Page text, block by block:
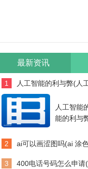
最新资讯
1
人工智能
能的利与
2 ai可以画涩图吗(ai 涂
3 400电话号码怎么申请